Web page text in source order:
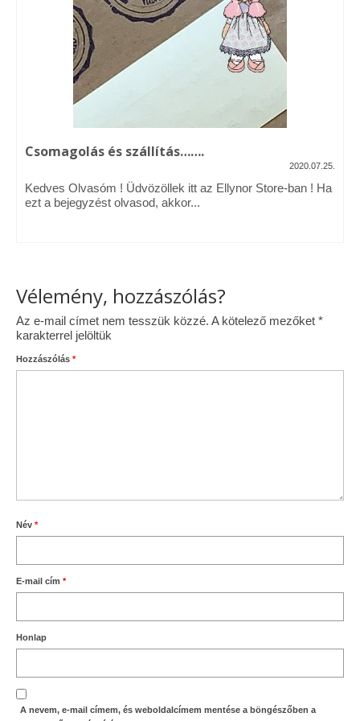
Vásárok, ahol velem is találkozhattál…
Alapanyagok, kellékek
A termékek tisztítása
Ellynor története
Adatkezelési tájékoztató
Általános Szerződési Feltételek
Csomagolás és szállítás…….
2020.07.25.
Kedves Olvasóm ! Üdvözöllek itt az Ellynor Store-ban ! Ha
ezt a bejegyzést olvasod, akkor...
Vélemény, hozzászólás?
Az e-mail címet nem tesszük közzé. A kötelező mezőket *
karakterrel jelöltük
Hozzászólás *
Név *
E-mail cím *
Honlap
A nevem, e-mail címem, és weboldalcímem mentése a böngészőben a